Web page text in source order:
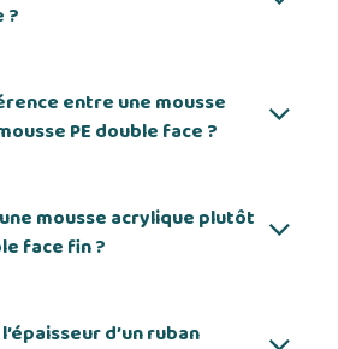
?
entre une mousse
PE double face ?
mousse acrylique plutôt
face fin ?
d’un ruban